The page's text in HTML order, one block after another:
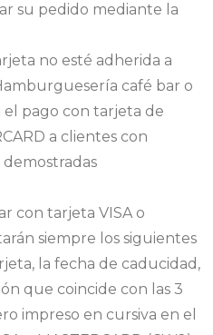
su pedido mediante la
no esté adherida a
café bar o
el pago con tarjeta de
a clientes con
con tarjeta VISA o
siempre los siguientes
la fecha de caducidad,
que coincide con las 3
impreso en cursiva en el